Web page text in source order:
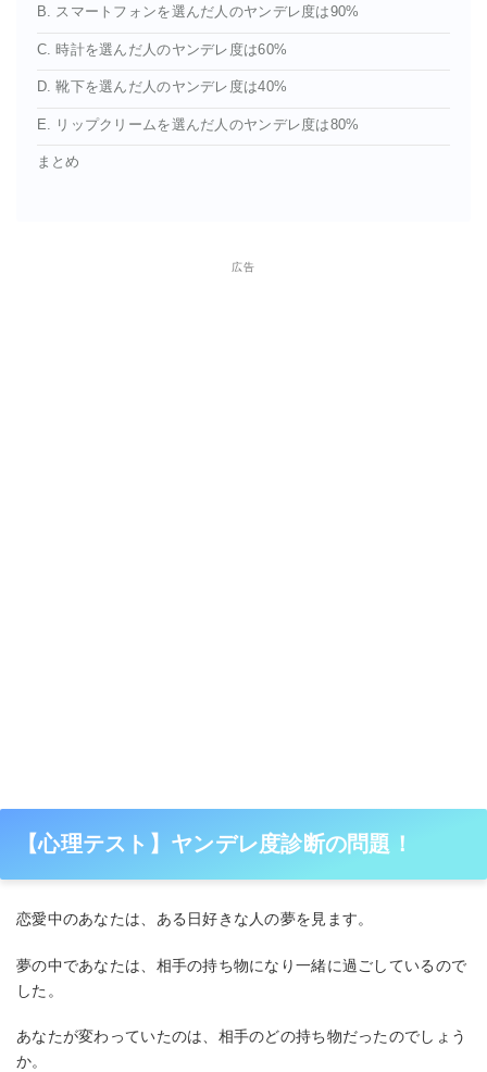
B. スマートフォンを選んだ人のヤンデレ度は90%
C. 時計を選んだ人のヤンデレ度は60%
D. 靴下を選んだ人のヤンデレ度は40%
E. リップクリームを選んだ人のヤンデレ度は80%
まとめ
広告
【心理テスト】ヤンデレ度診断の問題！
恋愛中のあなたは、ある日好きな人の夢を見ます。
夢の中であなたは、相手の持ち物になり一緒に過ごしているので
した。
あなたが変わっていたのは、相手のどの持ち物だったのでしょう
か。